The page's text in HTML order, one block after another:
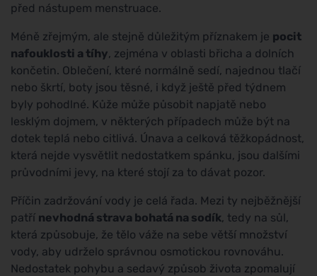
před nástupem menstruace.
Méně zřejmým, ale stejně důležitým příznakem je pocit
nafouklosti a tíhy, zejména v oblasti břicha a dolních
končetin. Oblečení, které normálně sedí, najednou tlačí
nebo škrtí, boty jsou těsné, i když ještě před týdnem
byly pohodlné. Kůže může působit napjatě nebo
lesklým dojmem, v některých případech může být na
dotek teplá nebo citlivá. Únava a celková těžkopádnost,
která nejde vysvětlit nedostatkem spánku, jsou dalšími
průvodními jevy, na které stojí za to dávat pozor.
Příčin zadržování vody je celá řada. Mezi ty nejběžnější
patří nevhodná strava bohatá na sodík, tedy na sůl,
která způsobuje, že tělo váže na sebe větší množství
vody, aby udrželo správnou osmotickou rovnováhu.
Nedostatek pohybu a sedavý způsob života zpomalují